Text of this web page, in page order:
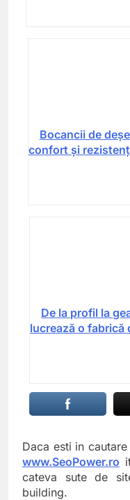
Bocancii de
confort și
De la profil la
lucrează o fabrică
Daca esti in
www.SeoPower.ro
cateva sute de
building.